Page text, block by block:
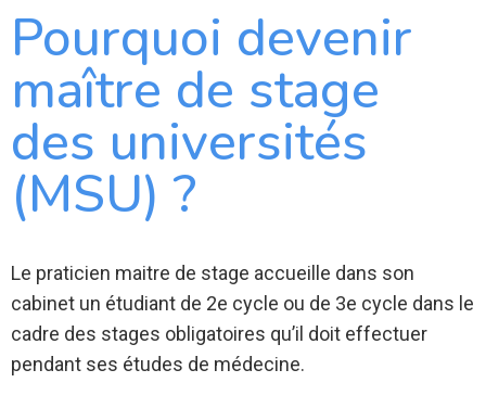
Pourquoi devenir
maître de stage
des universités
(MSU) ?
Le praticien maitre de stage accueille dans son
cabinet un étudiant de 2e cycle ou de 3e cycle dans le
cadre des stages obligatoires qu’il doit effectuer
pendant ses études de médecine.